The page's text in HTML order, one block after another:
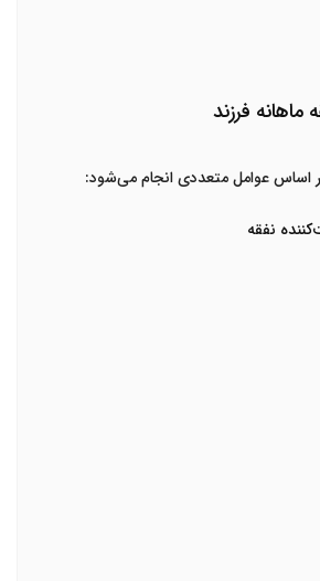
فرزند
اساس عوامل متعددی انجام می‌شود: